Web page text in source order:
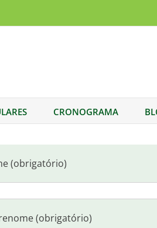
CRONOGRAMA
(obrigatório)
(obrigatório)